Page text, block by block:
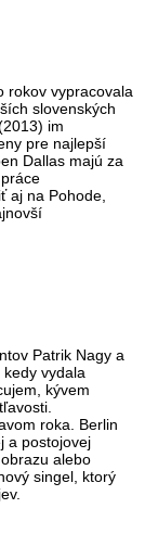
rokov vypracovala
slovenských
im
pre najlepší
Dallas majú za
aj na Pohode,
Patrik Nagy a
vydala
kývem
roka. Berlin
a postojovej
alebo
singel, ktorý